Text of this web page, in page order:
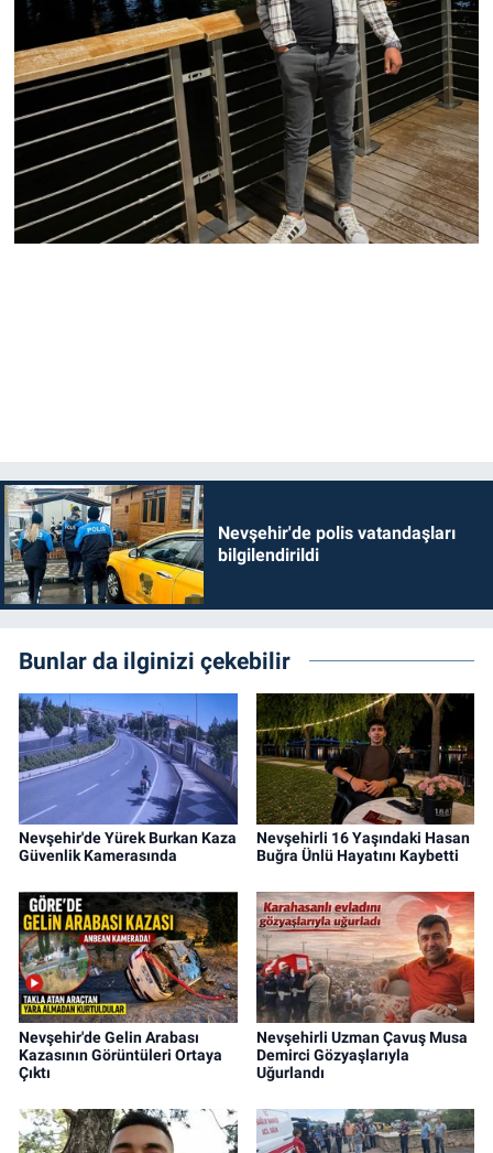
Nevşehir'de polis vatandaşları
bilgilendirildi
Bunlar da ilginizi çekebilir
Nevşehir'de Yürek Burkan Kaza
Güvenlik Kamerasında
Nevşehirli 16 Yaşındaki Hasan
Buğra Ünlü Hayatını Kaybetti
Nevşehir'de Gelin Arabası
Kazasının Görüntüleri Ortaya
Çıktı
Nevşehirli Uzman Çavuş Musa
Demirci Gözyaşlarıyla
Uğurlandı